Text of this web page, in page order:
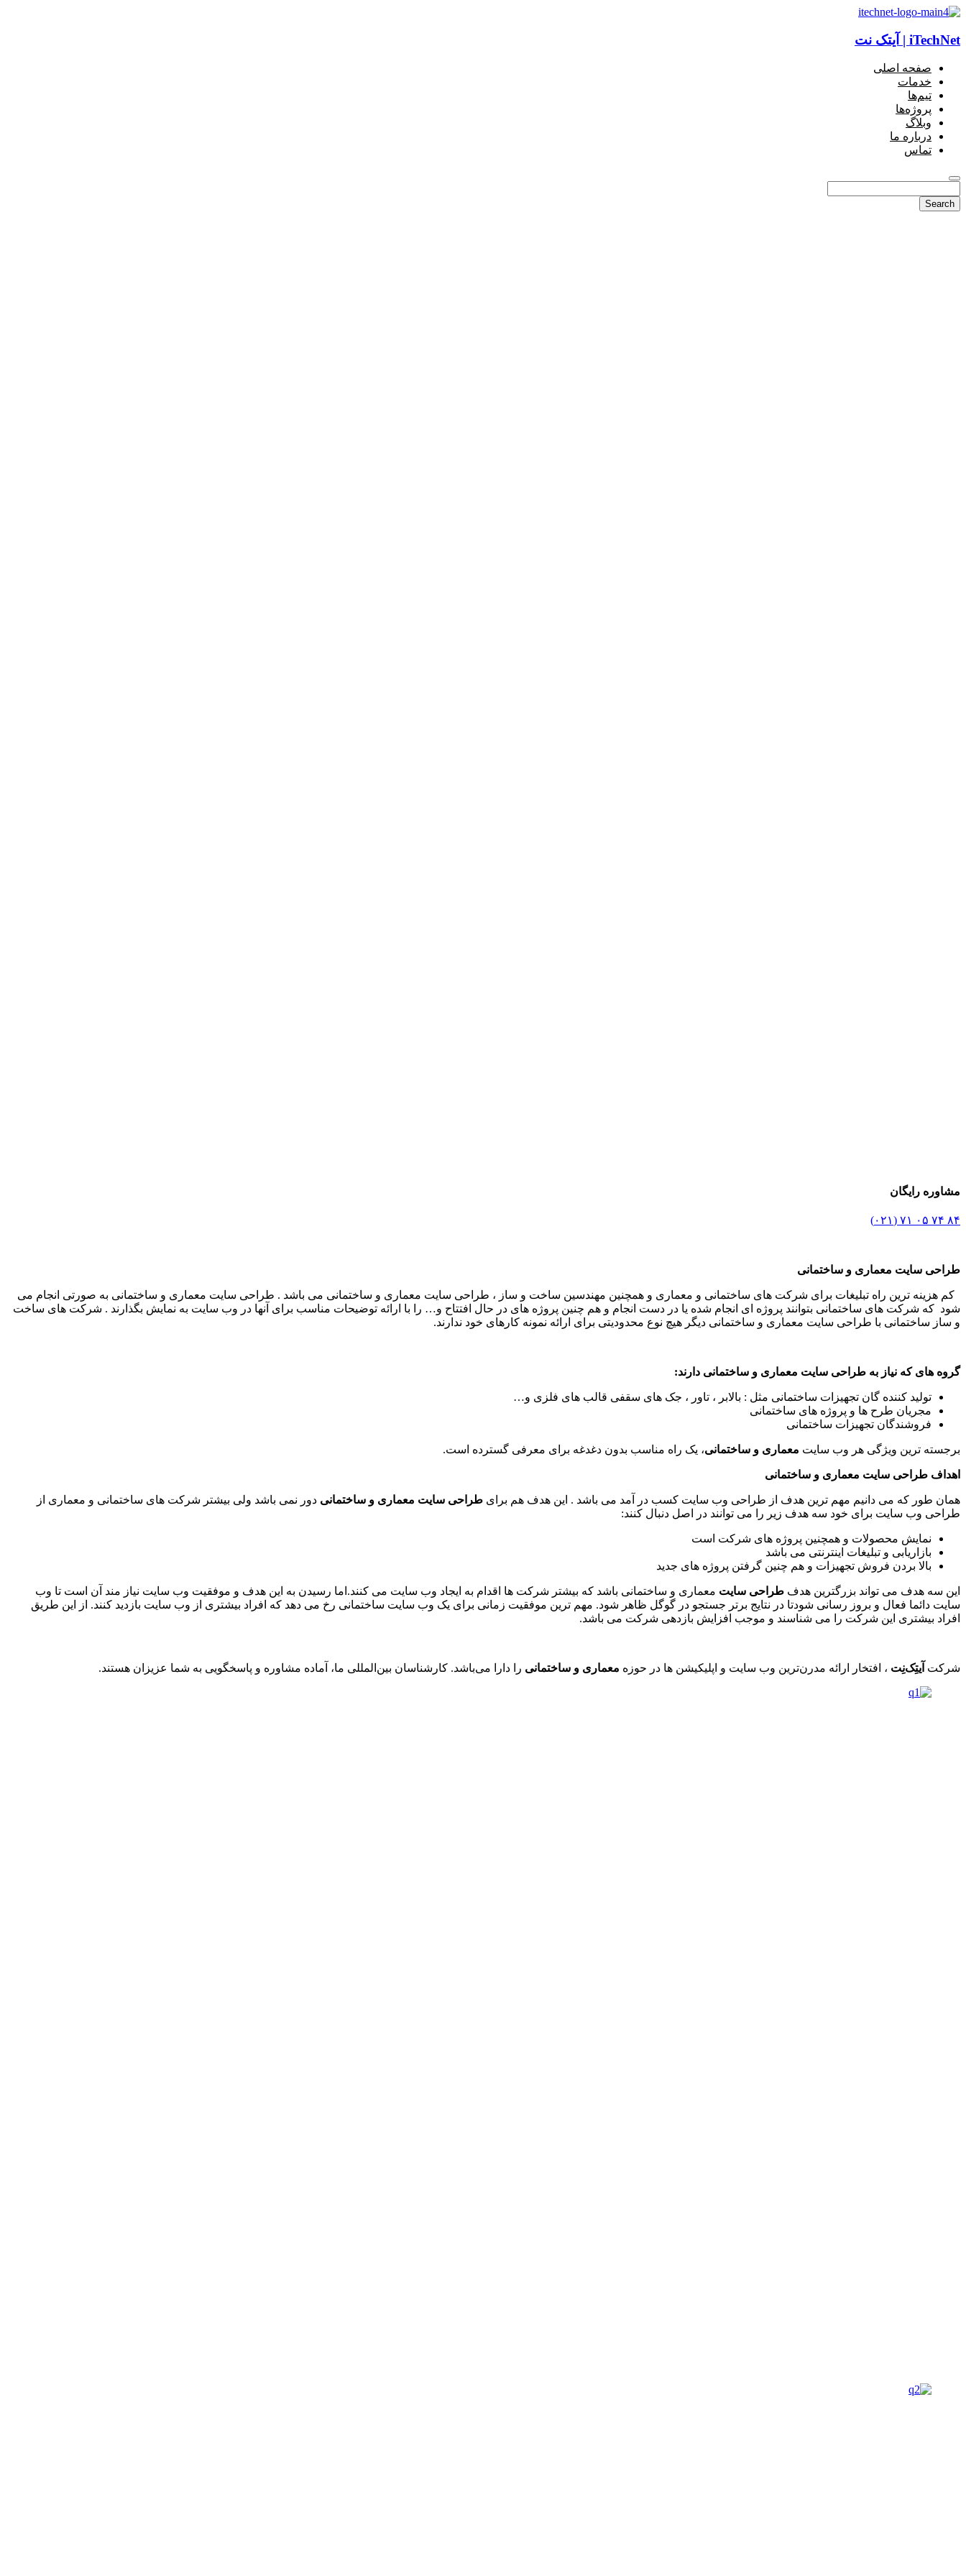
iTechNet | آیتک نت
صفحه اصلی
خدمات
تیم‌ها
پروژه‌ها
وبلاگ
درباره ما
تماس
مشاوره رایگان
۸۴ ۷۴ ۰۵ ۷۱ (۰۲۱)
طراحی سایت معماری و ساختمانی
کم هزینه ترین راه تبلیغات برای شرکت های ساختمانی و معماری و همچنین مهندسین ساخت و ساز ، طراحی سایت معماری و ساختمانی می باشد . طراحی سایت معماری و ساختمانی به صورتی انجام می
شود که شرکت های ساختمانی بتوانند پروژه ای انجام شده یا در دست انجام و هم چنین پروژه های در حال افتتاح و… را با ارائه توضیحات مناسب برای آنها در وب سایت به نمایش بگذارند . شرکت های ساخت
و ساز ساختمانی با طراحی سایت معماری و ساختمانی دیگر هیچ نوع محدودیتی برای ارائه نمونه کارهای خود ندارند.
گروه های که نیاز به طراحی سایت معماری و ساختمانی دارند:
تولید کننده گان تجهیزات ساختمانی مثل : بالابر ، تاور ، جک های سقفی قالب های فلزی و…
مجریان طرح ها و پروژه های ساختمانی
فروشندگان تجهیزات ساختمانی
برجسته ترین ویژگی هر وب سایت معماری و ساختمانی، یک راه مناسب بدون دغدغه برای معرفی گسترده است.
اهداف طراحی سایت معماری و ساختمانی
همان طور که می دانیم مهم ترین هدف از طراحی وب سایت کسب در آمد می باشد . این هدف هم برای طراحی سایت معماری و ساختمانی دور نمی باشد ولی بیشتر شرکت های ساختمانی و معماری از
طراحی وب سایت برای خود سه هدف زیر را می توانند در اصل دنبال کنند:
نمایش محصولات و همچنین پروژه های شرکت است
بازاریابی و تبلیغات اینترنتی می باشد
بالا بردن فروش تجهیزات و هم چنین گرفتن پروژه های جدید
این سه هدف می تواند بزرگترین هدف طراحی سایت معماری و ساختمانی باشد که بیشتر شرکت ها اقدام به ایجاد وب سایت می کنند.اما رسیدن به این هدف و موفقیت وب سایت نیاز مند آن است تا وب
سایت دائما فعال و بروز رسانی شودتا در نتایج برتر جستجو در گوگل ظاهر شود. مهم ترین موفقیت زمانی برای یک وب سایت ساختمانی رخ می دهد که افراد بیشتری از وب سایت بازدید کنند. از این طریق
افراد بیشتری این شرکت را می شناسند و موجب افزایش بازدهی شرکت می باشد.
شرکت آیتِک‌نِت ، افتخار ارائه مدرن‌ترین وب سایت و اپلیکیشن ها در حوزه معماری و ساختمانی را دارا می‌باشد. کارشناسان بین‌المللی ما، آماده مشاوره و پاسخگویی به شما عزیزان هستند.